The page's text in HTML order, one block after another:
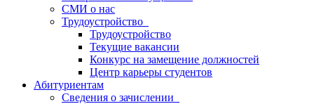
СМИ о нас
Трудоустройство
Трудоустройство
Текущие вакансии
Конкурс на замещение должностей
Центр карьеры студентов
Абитуриентам
Сведения о зачислении